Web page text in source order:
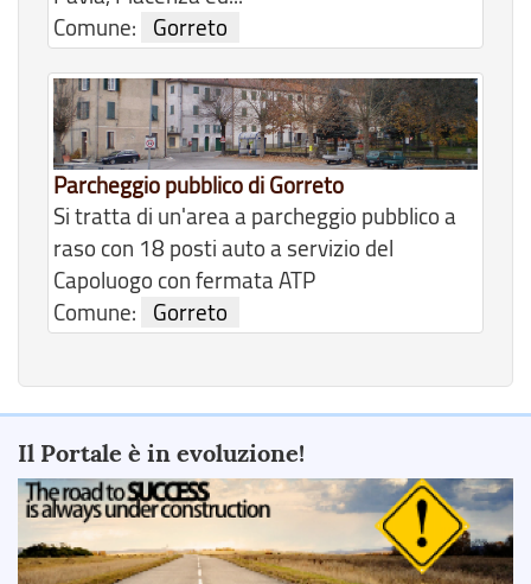
Comune:
Gorreto
Parcheggio pubblico di Gorreto
Si tratta di un'area a parcheggio pubblico a
raso con 18 posti auto a servizio del
Capoluogo con fermata ATP
Comune:
Gorreto
Il Portale è in evoluzione!